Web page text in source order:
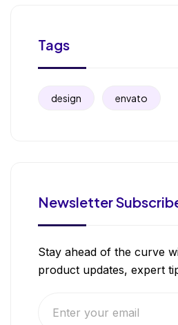
Tags
design envato
Newsletter
Stay ahead of the curve
product updates, expert